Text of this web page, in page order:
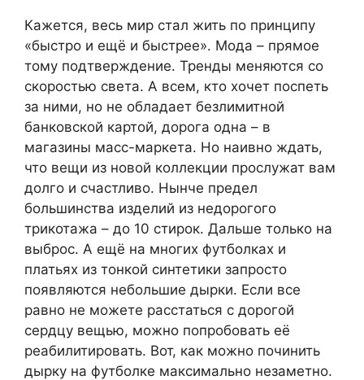
Кажется, весь мир стал жить по принципу
«быстро и ещё и быстрее». Мода – прямое
тому подтверждение. Тренды меняются со
скоростью света. А всем, кто хочет поспеть
за ними, но не обладает безлимитной
банковской картой, дорога одна – в
магазины масс-маркета. Но наивно ждать,
что вещи из новой коллекции прослужат вам
долго и счастливо. Нынче предел
большинства изделий из недорогого
трикотажа – до 10 стирок. Дальше только на
выброс. А ещё на многих футболках и
платьях из тонкой синтетики запросто
появляются небольшие дырки. Если все
равно не можете расстаться с дорогой
сердцу вещью, можно попробовать её
реабилитировать. Вот, как можно починить
дырку на футболке максимально незаметно.